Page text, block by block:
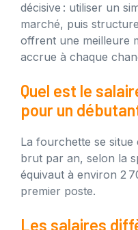
décisive : utiliser un
marché, puis
offrent une meilleure
accrue à chaque
Quel est le
pour un
La fourchette se
brut par an, selon la
équivaut à environ 2
premier poste.
Les salaires